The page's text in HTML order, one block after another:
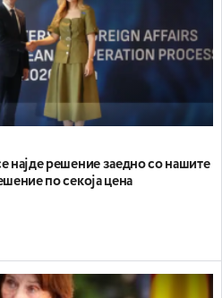
најде решение заедно со нашите
по секоја цена